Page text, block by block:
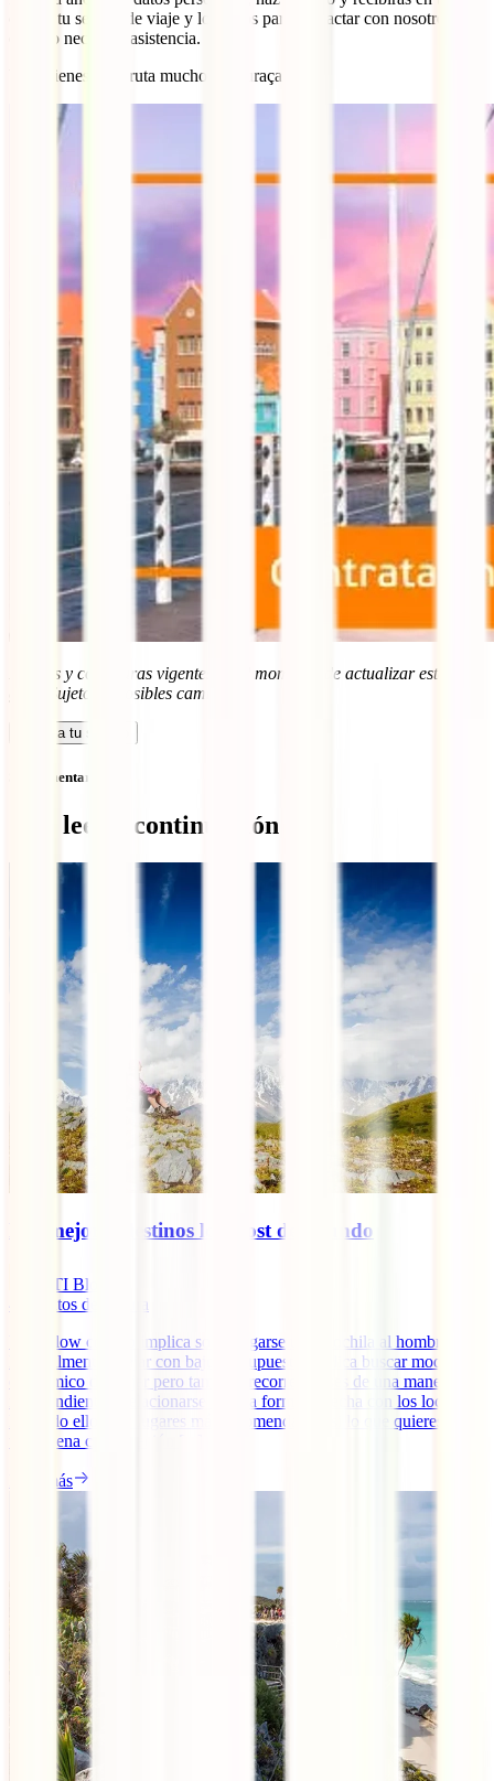
correo tu seguro de viaje y los datos para contactar con nosotros
cuando necesites asistencia.
Ya lo tienes, ¡disfruta mucho de Curaçao!
Precios y coberturas vigentes en el momento de actualizar esta
guía. Sujetos a posibles cambios.
Calcula tu seguro
Sin comentarios
Qué leer a continuación
Los mejores destinos low cost del mundo
IATI Blog
minutos de lectura
Viajar low cost no implica solo cargarse una mochila al hombro.
Normalmente, viajar con bajo presupuesto implica buscar modo más
económico de viajar pero también recorrer países de una manera
independiente y relacionarse de una forma estrecha con los locales.
Por todo ello, hay lugares más recomendables si lo que quieres es
una buena combinación [...]
Leer más